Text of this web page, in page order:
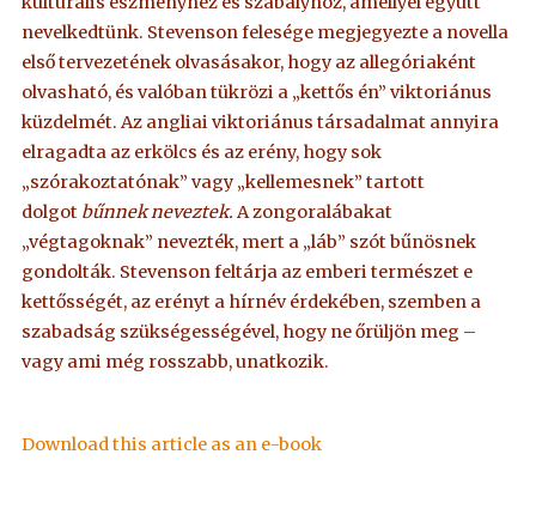
nevelkedtünk. Stevenson felesége megjegyezte a novella
első tervezetének olvasásakor, hogy az allegóriaként
olvasható, és valóban tükrözi a „kettős én” viktoriánus
küzdelmét. Az angliai viktoriánus társadalmat annyira
elragadta az erkölcs és az erény, hogy sok
„szórakoztatónak” vagy „kellemesnek” tartott
dolgot bűnnek neveztek. A zongoralábakat
„végtagoknak” nevezték, mert a „láb” szót bűnösnek
gondolták. Stevenson feltárja az emberi természet e
kettősségét, az erényt a hírnév érdekében, szemben a
szabadság szükségességével, hogy ne őrüljön meg –
vagy ami még rosszabb, unatkozik.
Download this article as an e-book